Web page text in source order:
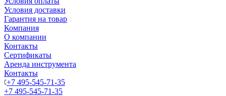
Условия доставки
Гарантия на товар
Компания
О компании
Контакты
Сертификаты
Аренда инструмента
Контакты
+7 495-545-71-35
+7 495-545-71-35